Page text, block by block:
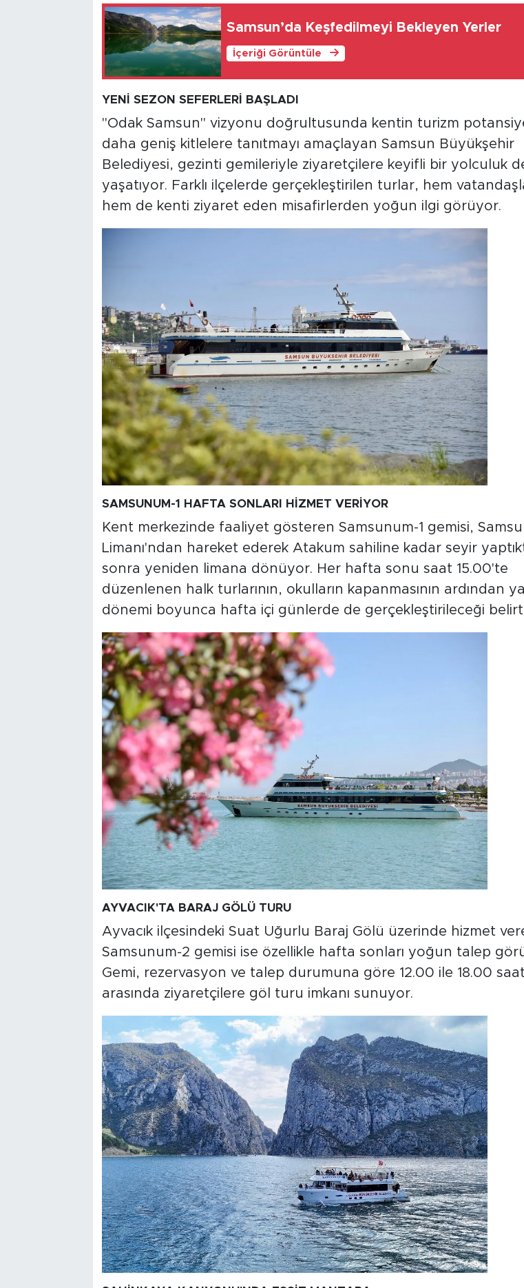
Samsun’da Keşfedilmeyi Bekleyen Yerler
İçeriği Görüntüle
YENİ SEZON SEFERLERİ BAŞLADI
"Odak Samsun" vizyonu doğrultusunda kentin turizm
daha geniş kitlelere tanıtmayı amaçlayan Samsun Büyükşehir
Belediyesi, gezinti gemileriyle ziyaretçilere keyifli bir yolculuk
yaşatıyor. Farklı ilçelerde gerçekleştirilen turlar, hem
hem de kenti ziyaret eden misafirlerden yoğun ilgi görüyor.
SAMSUNUM-1 HAFTA SONLARI HİZMET VERİYOR
Kent merkezinde faaliyet gösteren Samsunum-1 gemisi,
Limanı'ndan hareket ederek Atakum sahiline kadar seyir
sonra yeniden limana dönüyor. Her hafta sonu saat 15.00'te
düzenlenen halk turlarının, okulların kapanmasının ardından
dönemi boyunca hafta içi günlerde de gerçekleştirileceği
AYVACIK'TA BARAJ GÖLÜ TURU
Ayvacık ilçesindeki Suat Uğurlu Baraj Gölü üzerinde hizmet
Samsunum-2 gemisi ise özellikle hafta sonları yoğun talep
Gemi, rezervasyon ve talep durumuna göre 12.00 ile 18.00
arasında ziyaretçilere göl turu imkanı sunuyor.